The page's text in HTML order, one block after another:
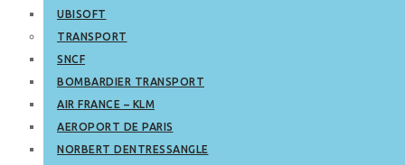
UBISOFT
TRANSPORT
SNCF
BOMBARDIER TRANSPORT
AIR FRANCE – KLM
AEROPORT DE PARIS
NORBERT DENTRESSANGLE